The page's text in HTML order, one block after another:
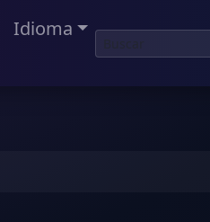
Idioma